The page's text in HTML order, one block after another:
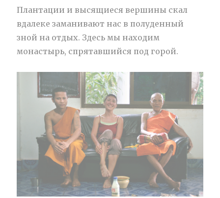
Плантации и высящиеся вершины скал
вдалеке заманивают нас в полуденный
зной на отдых. Здесь мы находим
монастырь, спрятавшийся под горой.